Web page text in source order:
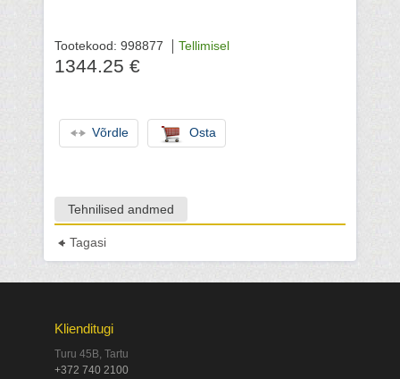
Tootekood: 998877 Tellimisel
1344.25 €
Võrdle Osta
Tehnilised andmed
Tagasi
Klienditugi
Turu 45B, Tartu
+372 740 2100